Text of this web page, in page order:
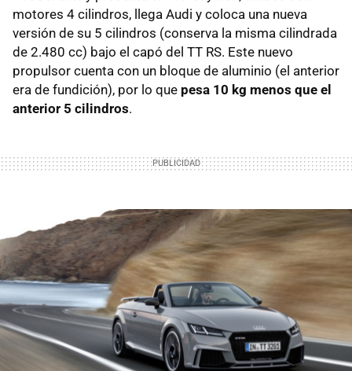
motores 4 cilindros, llega Audi y coloca una nueva
versión de su 5 cilindros (conserva la misma cilindrada
de 2.480 cc) bajo el capó del TT RS. Este nuevo
propulsor cuenta con un bloque de aluminio (el anterior
era de fundición), por lo que pesa 10 kg menos que el
anterior 5 cilindros.